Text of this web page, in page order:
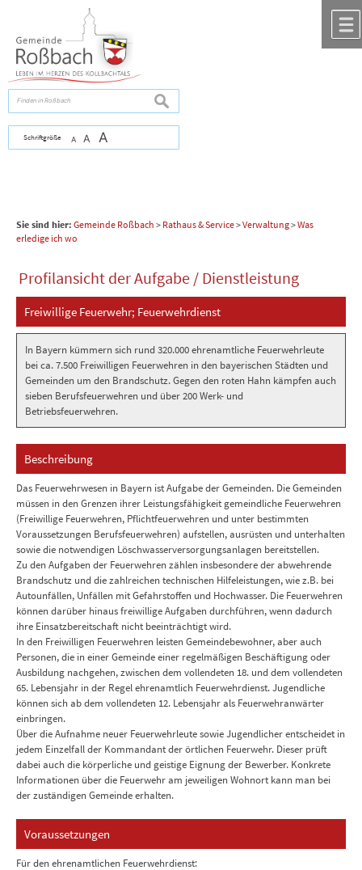
zur Navigation
Schriftgröße A A A
suchen
Sie sind hier: Gemeinde Roßbach > Rathaus & Service>Verwaltung>Was
erledige ich wo
Profilansicht der Aufgabe / Dienstleistung
Freiwillige Feuerwehr; Feuerwehrdienst
In Bayern kümmern sich rund 320.000 ehrenamtliche Feuerwehrleute
bei ca. 7.500 Freiwilligen Feuerwehren in den bayerischen Städten und
Gemeinden um den Brandschutz. Gegen den roten Hahn kämpfen auch
sieben Berufsfeuerwehren und über 200 Werk- und
Betriebsfeuerwehren.
Beschreibung
Das Feuerwehrwesen in Bayern ist Aufgabe der Gemeinden. Die Gemeinden
müssen in den Grenzen ihrer Leistungsfähigkeit gemeindliche Feuerwehren
(Freiwillige Feuerwehren, Pflichtfeuerwehren und unter bestimmten
Voraussetzungen Berufsfeuerwehren) aufstellen, ausrüsten und unterhalten
sowie die notwendigen Löschwasserversorgungsanlagen bereitstellen.
Zu den Aufgaben der Feuerwehren zählen insbesondere der abwehrende
Brandschutz und die zahlreichen technischen Hilfeleistungen, wie z.B. bei
Autounfällen, Unfällen mit Gefahrstoffen und Hochwasser. Die Feuerwehren
können darüber hinaus freiwillige Aufgaben durchführen, wenn dadurch
ihre Einsatzbereitschaft nicht beeinträchtigt wird.
In den Freiwilligen Feuerwehren leisten Gemeindebewohner, aber auch
Personen, die in einer Gemeinde einer regelmäßigen Beschäftigung oder
Ausbildung nachgehen, zwischen dem vollendeten 18. und dem vollendeten
65. Lebensjahr in der Regel ehrenamtlich Feuerwehrdienst. Jugendliche
können sich ab dem vollendeten 12. Lebensjahr als Feuerwehranwärter
einbringen.
Über die Aufnahme neuer Feuerwehrleute sowie Jugendlicher entscheidet in
jedem Einzelfall der Kommandant der örtlichen Feuerwehr. Dieser prüft
dabei auch die körperliche und geistige Eignung der Bewerber. Konkrete
Informationen über die Feuerwehr am jeweiligen Wohnort kann man bei
der zuständigen Gemeinde erhalten.
Voraussetzungen
Für den ehrenamtlichen Feuerwehrdienst: